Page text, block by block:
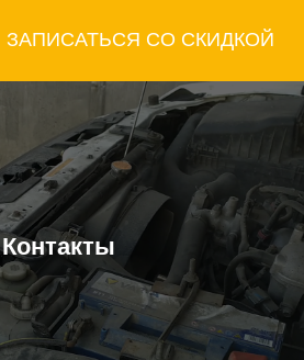
ЗАПИСАТЬСЯ СО СКИДКОЙ
Контакты